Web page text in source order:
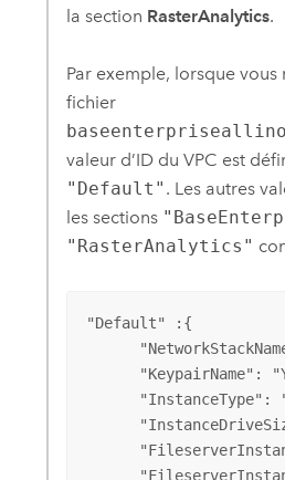
la section RasterAnalytics.
Par exemple, lorsque vous
fichier
valeur d’ID du VPC est
"Default" . Les autres
les sections
"RasterAnalytics"
"Default" :{
"KeypairName":
"InstanceType":